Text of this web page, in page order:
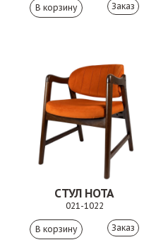
Заказ
СТУЛ НОТА
021-1022
Заказ